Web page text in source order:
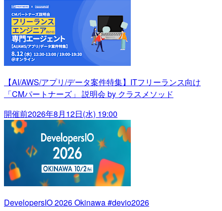
【AI/AWS/アプリ/データ案件特集】ITフリーランス向け
「CMパートナーズ」 説明会 by クラスメソッド
開催前2026年8月12日(水) 19:00
DevelopersIO 2026 Okinawa #devio2026